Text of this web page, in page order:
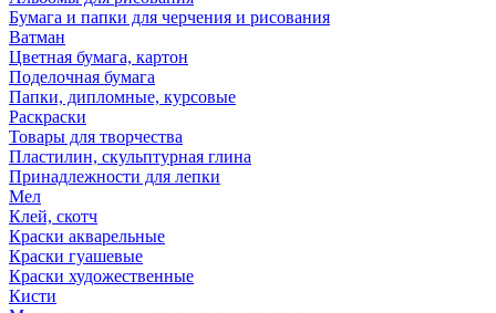
Бумага и папки для черчения и рисования
Ватман
Цветная бумага, картон
Поделочная бумага
Папки, дипломные, курсовые
Раскраски
Товары для творчества
Пластилин, скульптурная глина
Принадлежности для лепки
Мел
Клей, скотч
Краски акварельные
Краски гуашевые
Краски художественные
Кисти